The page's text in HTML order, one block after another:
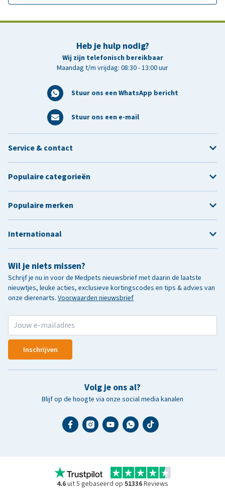
Heb je hulp nodig?
Wij zijn telefonisch bereikbaar
Maandag t/m vrijdag: 08:30 - 13:00 uur
Stuur ons een WhatsApp bericht
Stuur ons een e-mail
Wil je niets missen?
Schrijf je nu in voor de Medpets nieuwsbrief met daarin de laatste
nieuwtjes, leuke acties, exclusieve kortingscodes en tips & advies van
onze dierenarts. Voorwaarden nieuwsbrief
Inschrijven
Volg je ons al?
Blijf op de hoogte via onze social media kanalen
Service & contact
Populaire categorieën
Populaire merken
Internationaal
4.6uit 5 gebaseerd op 51336Reviews